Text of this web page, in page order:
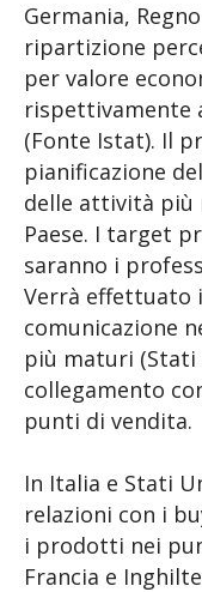
Germania,
ripartizione
per valore
rispettivamente
(Fonte Istat). Il
pianificazione
delle attività più
Paese. I target
saranno i
Verrà effettuato
comunicazione
più maturi
collegamento
punti di vendita.
In Italia e Stati
relazioni con i
i prodotti nei
Francia e